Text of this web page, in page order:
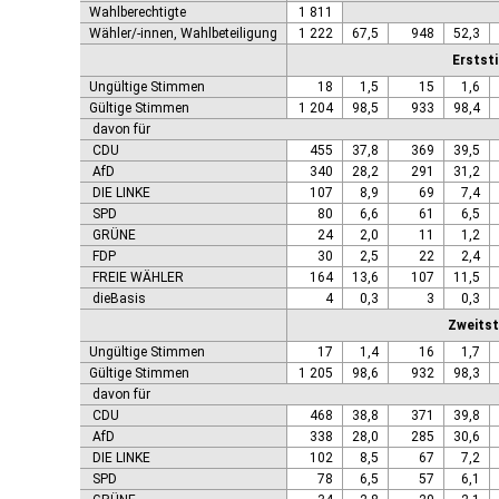
Genthin, Stadt
Gerbstedt, Stadt
Giersleben
Goldbeck
Gommern, Stadt
Goseck
Gräfenhainichen, Stadt
Gröningen, Stadt
Groß Quenstedt
Güsten, Stadt
Gutenborn
Halberstadt, Stadt
Haldensleben, Stadt
Harbke
Harsleben
Harzgerode, Stadt
Hassel
Havelberg, Hansestadt
Hecklingen, Stadt
Hedersleben
Helbra
Wahlberechtigte
1 811
Wähler/-innen, Wahlbeteiligung
1 222 67,5 948
52,3
Ungültige Stimmen
18 1,5 15
1,6
Gültige Stimmen
1 204 98,5 933
98,4
davon für
CDU
455 37,8 369
39,5
AfD
340 28,2 291
31,2
DIE LINKE
107 8,9 69
7,4
SPD
80 6,6 61
6,5
GRÜNE
24 2,0 11
1,2
FDP
30 2,5 22
2,4
FREIE WÄHLER
164 13,6 107
11,5
dieBasis
4 0,3 3
0,3
Ungültige Stimmen
17 1,4 16
1,7
Gültige Stimmen
1 205 98,6 932
98,3
davon für
CDU
468 38,8 371
39,8
AfD
338 28,0 285
30,6
DIE LINKE
102 8,5 67
7,2
SPD
78 6,5 57
6,1